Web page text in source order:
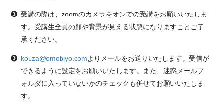
受講の際は、zoomのカメラをオンでの受講をお願いいたしま
す。受講生全員の顔や背景が見える状態になりますことご了
承ください。
kouza@omobiyo.comよりメールをお送りいたします。受信が
できるように設定をお願いいたします。また、迷惑メールフ
ォルダに入っていないかのチェックも併せてお願いいたしま
す。